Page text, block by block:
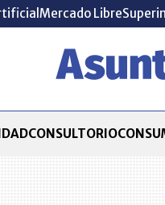
Mercado Libre
CONSULTORIO